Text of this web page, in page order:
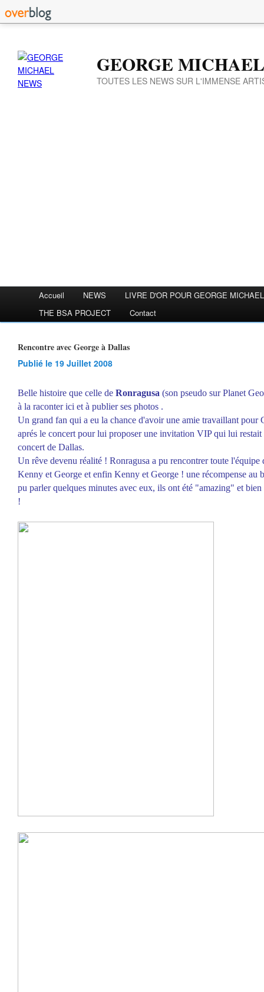
GEORGE
TOUTES LES NEWS SUR L'IMMENSE
Accueil NEWS
LIVRE D'OR POUR GEORGE MICHAEL
THE BSA PROJECT
Contact
Rencontre avec George à Dallas
Publié le 19 Juillet 2008
Belle histoire que celle de Ronragusa (son pseudo sur Planet
à la raconter ici et à publier ses photos .
Un grand fan qui a eu la chance d'avoir une amie travaillant pour
aprés le concert pour lui proposer une invitation VIP qui lui restait
concert de Dallas.
Un rêve devenu réalité ! Ronragusa a pu rencontrer toute l'équipe
Kenny et George et enfin Kenny et George ! une récompense au
pu parler quelques minutes avec eux, ils ont été "amazing" et
!